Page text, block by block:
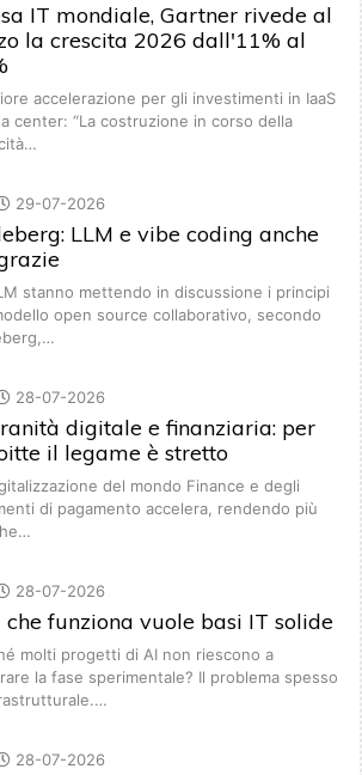
IT mondiale, Gartner rivede al
la crescita 2026 dall'11% al
accelerazione per gli investimenti in IaaS
center: “La costruzione in corso della
29-07-2026
LLM e vibe coding anche
stanno mettendo in discussione i principi
open source collaborativo, secondo
28-07-2026
digitale e finanziaria: per
il legame è stretto
del mondo Finance e degli
di pagamento accelera, rendendo più
28-07-2026
che funziona vuole basi IT solide
molti progetti di AI non riescono a
la fase sperimentale? Il problema spesso
28-07-2026